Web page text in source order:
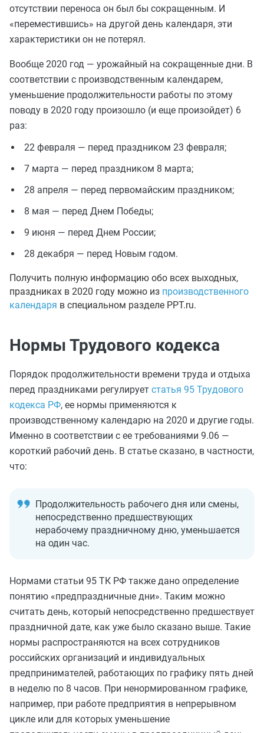
отсутствии переноса он был бы сокращенным. И
«переместившись» на другой день календаря, эти
характеристики он не потерял.
Вообще 2020 год — урожайный на сокращенные дни. В
соответствии с производственным календарем,
уменьшение продолжительности работы по этому
поводу в 2020 году произошло (и еще произойдет) 6
раз:
22 февраля — перед праздником 23 февраля;
7 марта — перед праздником 8 марта;
28 апреля — перед первомайским праздником;
8 мая — перед Днем Победы;
9 июня — перед Днем России;
28 декабря — перед Новым годом.
Получить полную информацию обо всех выходных,
праздниках в 2020 году можно из производственного
календаря в специальном разделе PPT.ru.
Нормы Трудового кодекса
Порядок продолжительности времени труда и отдыха
перед праздниками регулирует статья 95 Трудового
кодекса РФ, ее нормы применяются к
производственному календарю на 2020 и другие годы.
Именно в соответствии с ее требованиями 9.06 —
короткий рабочий день. В статье сказано, в частности,
что:
Продолжительность рабочего дня или смены,
непосредственно предшествующих
нерабочему праздничному дню, уменьшается
на один час.
Нормами статьи 95 ТК РФ также дано определение
понятию «предпраздничные дни». Таким можно
считать день, который непосредственно предшествует
праздничной дате, как уже было сказано выше. Такие
нормы распространяются на всех сотрудников
российских организаций и индивидуальных
предпринимателей, работающих по графику пять дней
в неделю по 8 часов. При ненормированном графике,
например, при работе предприятия в непрерывном
цикле или для которых уменьшение